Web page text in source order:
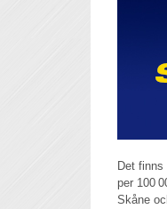
Det
per 100
Skåne